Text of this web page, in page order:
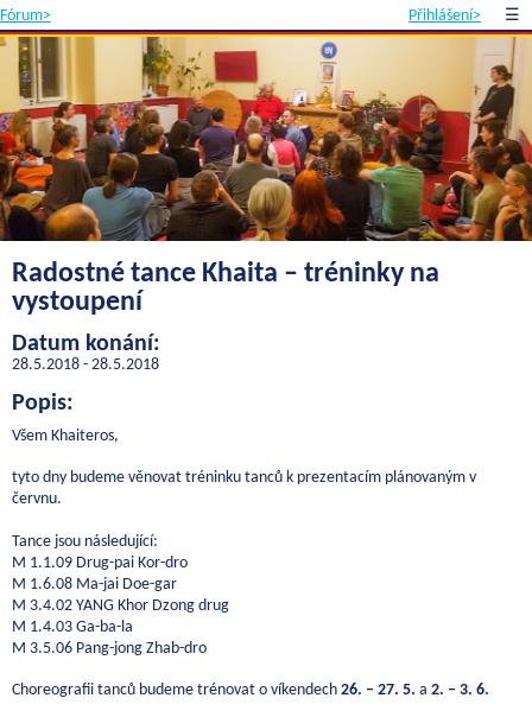
Fórum> Přihlášení> ☰
Radostné tance Khaita – tréninky na
vystoupení
Datum konání:
28.5.2018 - 28.5.2018
Popis:
Všem Khaiteros,
tyto dny budeme věnovat tréninku tanců k prezentacím plánovaným v
červnu.
Tance jsou následující:
M 1.1.09 Drug-pai Kor-dro
M 1.6.08 Ma-jai Doe-gar
M 3.4.02 YANG Khor Dzong drug
M 1.4.03 Ga-ba-la
M 3.5.06 Pang-jong Zhab-dro
Choreografii tanců budeme trénovat o víkendech 26. – 27. 5. a 2. – 3. 6.